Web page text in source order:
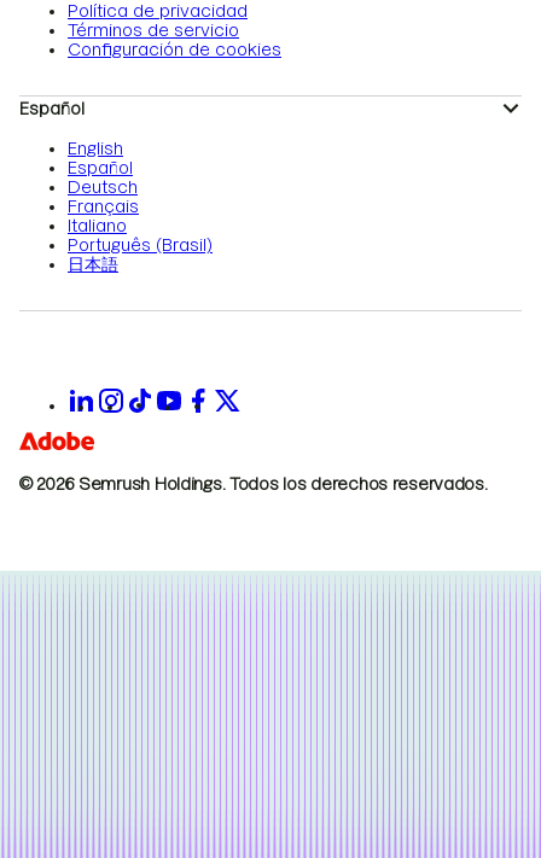
Política de privacidad
Términos de servicio
Configuración de cookies
Español
English
Español
Deutsch
Français
Italiano
Português (Brasil)
日本語
© 2026 Semrush Holdings. Todos los derechos reservados.